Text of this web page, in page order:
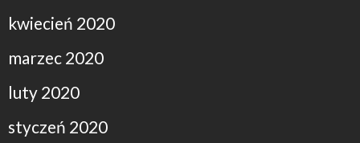
kwiecień 2020
marzec 2020
luty 2020
styczeń 2020